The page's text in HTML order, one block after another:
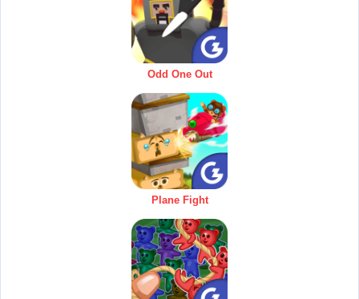
Odd One Out
Plane Fight